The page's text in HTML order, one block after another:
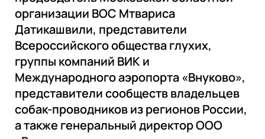
организации ВОС Мтвариса
Датикашвили, представители
Всероссийского общества глухих,
группы компаний ВИК и
Международного аэропорта «Внуково»,
представители сообществ владельцев
собак-проводников из регионов России,
а также генеральный директор ООО